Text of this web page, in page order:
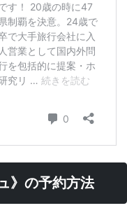
》の予約方法